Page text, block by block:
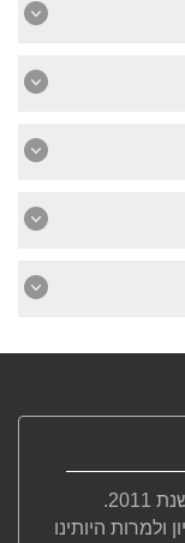
היותינו